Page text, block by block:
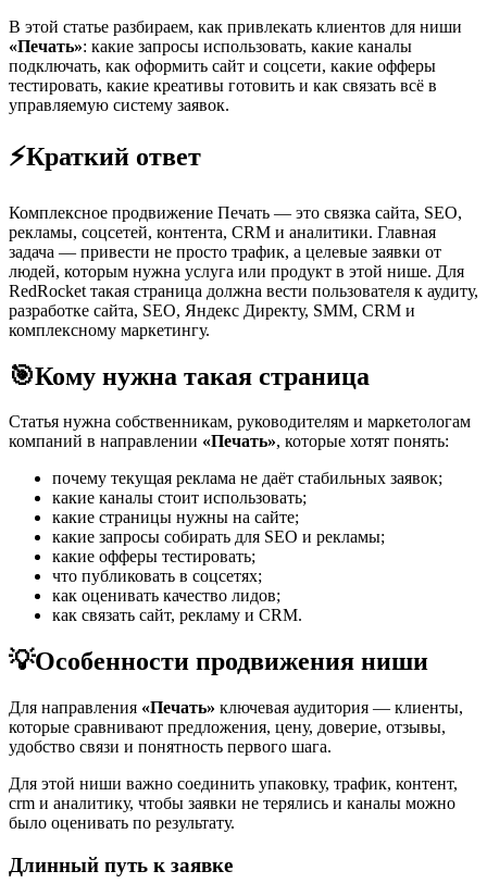
В этой статье разбираем, как привлекать клиентов для ниши
«Печать»: какие запросы использовать, какие каналы
подключать, как оформить сайт и соцсети, какие офферы
тестировать, какие креативы готовить и как связать всё в
управляемую систему заявок.
⚡Краткий ответ
Комплексное продвижение Печать — это связка сайта, SEO,
рекламы, соцсетей, контента, CRM и аналитики. Главная
задача — привести не просто трафик, а целевые заявки от
людей, которым нужна услуга или продукт в этой нише. Для
RedRocket такая страница должна вести пользователя к аудиту,
разработке сайта, SEO, Яндекс Директу, SMM, CRM и
комплексному маркетингу.
🎯Кому нужна такая страница
Статья нужна собственникам, руководителям и маркетологам
компаний в направлении «Печать», которые хотят понять:
почему текущая реклама не даёт стабильных заявок;
какие каналы стоит использовать;
какие страницы нужны на сайте;
какие запросы собирать для SEO и рекламы;
какие офферы тестировать;
что публиковать в соцсетях;
как оценивать качество лидов;
как связать сайт, рекламу и CRM.
💡Особенности продвижения ниши
Для направления «Печать» ключевая аудитория — клиенты,
которые сравнивают предложения, цену, доверие, отзывы,
удобство связи и понятность первого шага.
Для этой ниши важно соединить упаковку, трафик, контент,
crm и аналитику, чтобы заявки не терялись и каналы можно
было оценивать по результату.
Длинный путь к заявке